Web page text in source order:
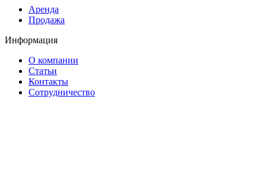
Аренда
Продажа
Информация
О компании
Статьи
Контакты
Сотрудничество